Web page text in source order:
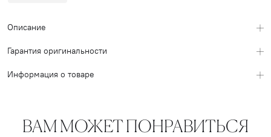
Описание
Гарантия оригинальности
Информация о товаре
ВАМ МОЖЕТ ПОНРАВИТЬСЯ